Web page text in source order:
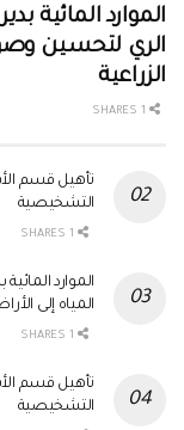
الموارد المائية
الري لتحسين
الزراعية
تأهيل قسم
التشخيصية
الموارد
المياه إلى
تأهيل قسم
التشخيصية